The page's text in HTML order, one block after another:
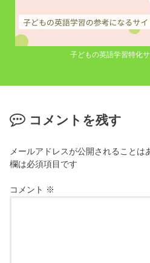
子どもの英語学習特化
コメントを残す
メールアドレスが公開されることは
欄は必須項目です
コメント ※